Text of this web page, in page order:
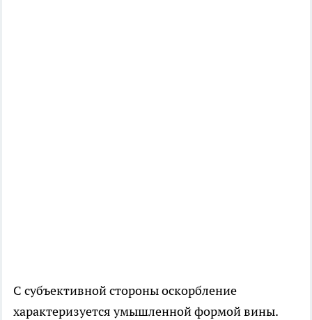
С субъективной стороны оскорбление
характеризуется умышленной формой вины.